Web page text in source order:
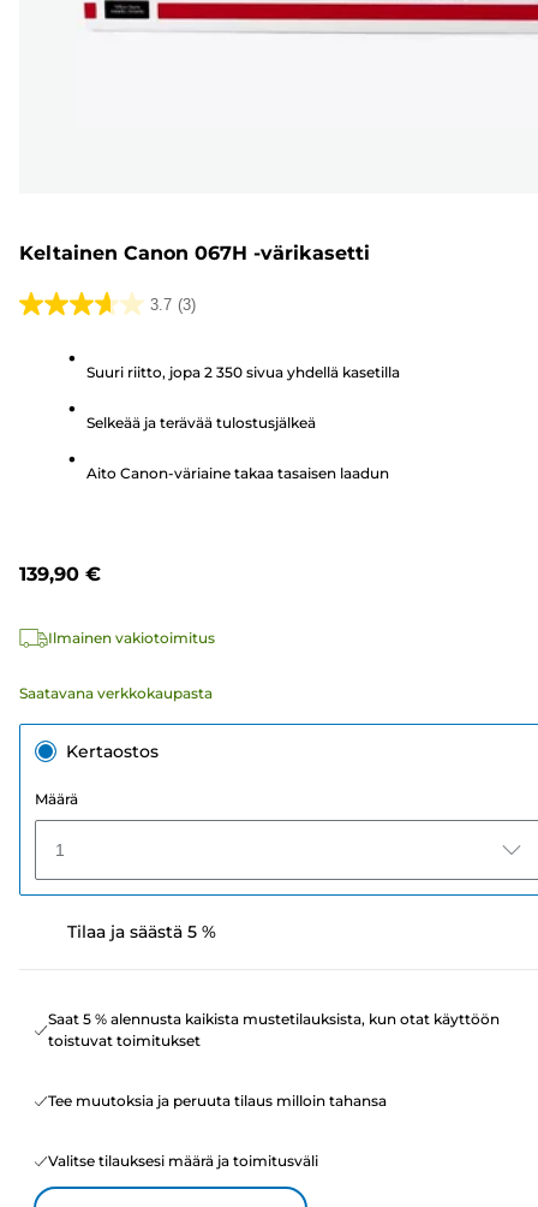
Keltainen Canon 067H -värikasetti
3.7 (3)
3.7/5
arvostelua
Suuri riitto, jopa 2 350 sivua yhdellä kasetilla
Selkeää ja terävää tulostusjälkeä
Aito Canon-väriaine takaa tasaisen laadun
139,90 €
Ilmainen vakiotoimitus
Saatavana verkkokaupasta
Kertaostos
Määrä
1
Tilaa ja säästä 5 %
Saat 5 % alennusta kaikista mustetilauksista, kun otat käyttöön
toistuvat toimitukset
Tee muutoksia ja peruuta tilaus milloin tahansa
Valitse tilauksesi määrä ja toimitusväli